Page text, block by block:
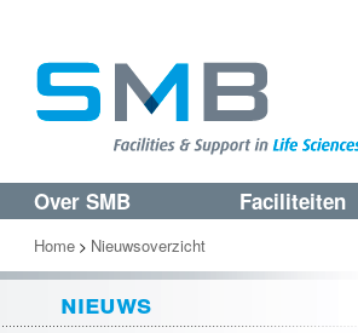
Spring
naar
de
primaire
Spring
naar
de
secundaire
Over SMB Faciliteiten
Home > Nieuwsoverzicht
nieuws